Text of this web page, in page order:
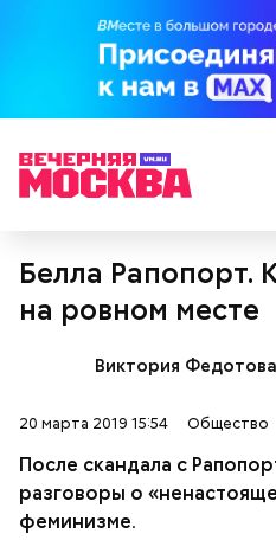
Белла Рапопорт.
на ровном месте
Виктория Федотова
20 марта 2019 15:54 Общество
После скандала с
разговоры о
феминизме.
Молитва Николаю
Грибной суп с фасолью